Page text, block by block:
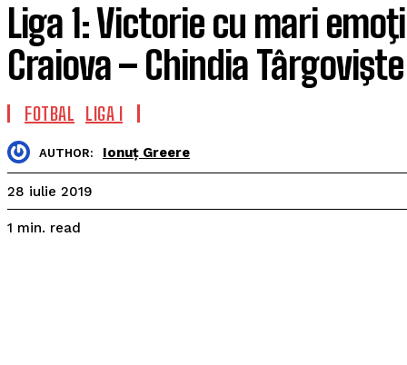
Liga 1: Victorie cu mari
Craiova – Chindia
FOTBAL LIGA I
AUTHOR: Ionuț Greere
28 iulie 2019
1 min. read